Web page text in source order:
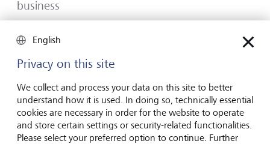
business
that one brilliant idea. But successful businesses rarely start
feel for the market, curiosity and the courage to take the
2026年7月16日
發現更多
English
Privacy on this site
We collect and process your data on this site to better
understand how it is used. In doing so, technically essential
cookies are necessary in order for the website to operate
and store certain settings or security-related functionalities.
Please select your preferred option to continue. Further